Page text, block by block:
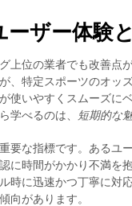
ザー体験
上位の業者でも改善点
、特定スポーツのオッ
使いやすくスムーズに
学べるのは、
短期的な
要な指標です。あるユ
に時間がかかり不満を
時に迅速かつ丁寧に対
向があります。